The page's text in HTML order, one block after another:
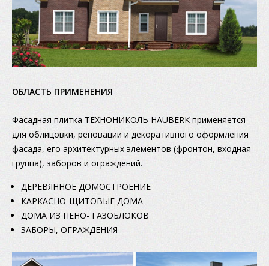
ОБЛАСТЬ ПРИМЕНЕНИЯ
Фасадная плитка ТЕХНОНИКОЛЬ HAUBERK применяется
для облицовки, реновации и декоративного оформления
фасада, его архитектурных элементов (фронтон, входная
группа), заборов и ограждений.
ДЕРЕВЯННОЕ ДОМОСТРОЕНИЕ
КАРКАСНО-ЩИТОВЫЕ ДОМА
ДОМА ИЗ ПЕНО- ГАЗОБЛОКОВ
ЗАБОРЫ, ОГРАЖДЕНИЯ